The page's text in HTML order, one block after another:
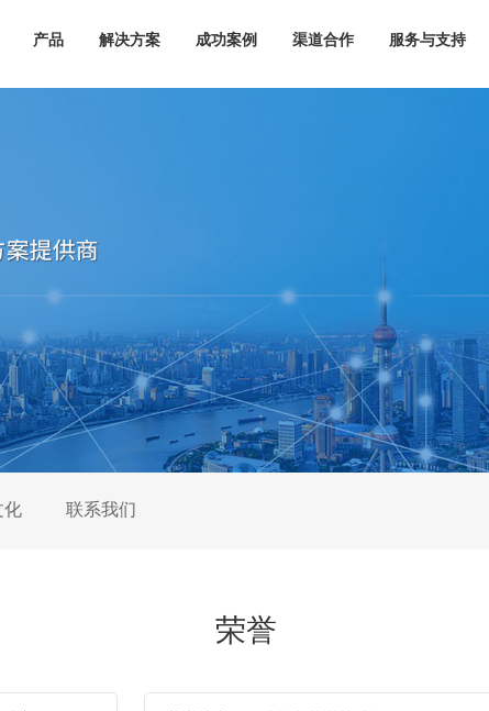
产品 解决方案 成功案例 渠道合作 服务与支持
化 联系我们
荣誉